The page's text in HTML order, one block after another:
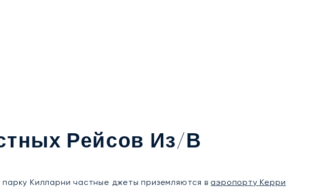
Рейсов Из/в
Килларни частные джеты приземляются в аэропорту Керри